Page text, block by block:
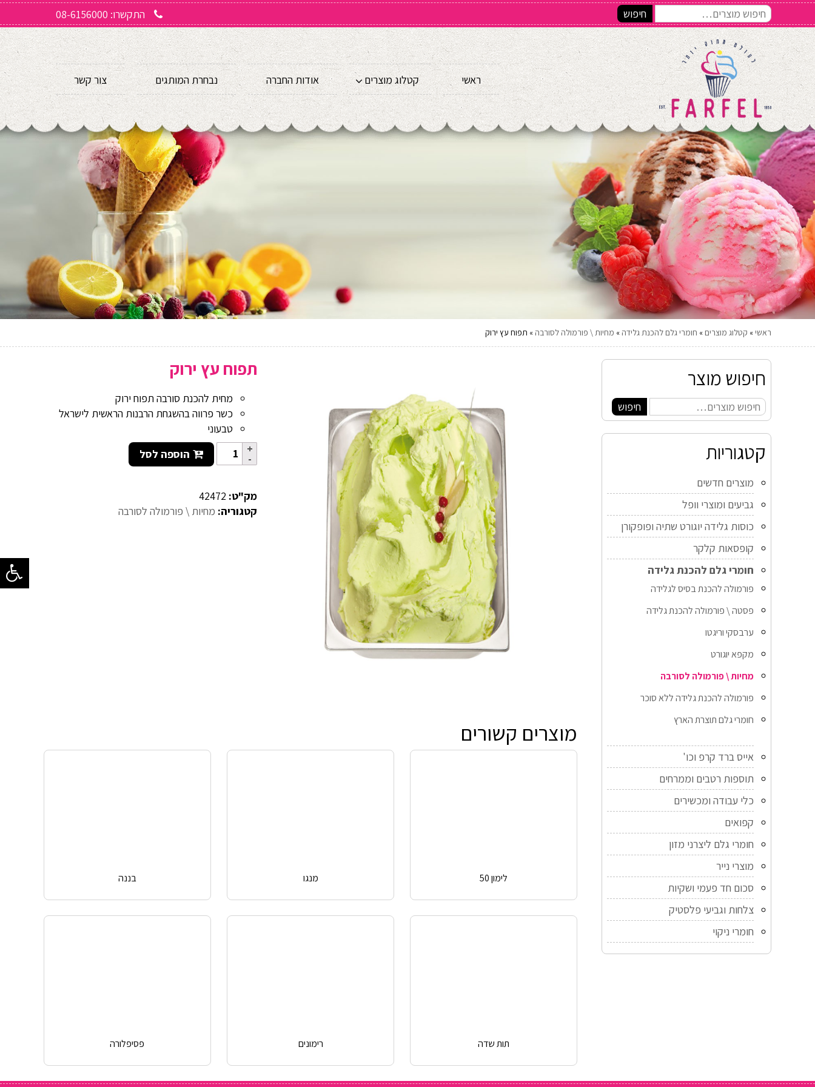
חיפוש התקשרו: 08-6156000
ראשי קטלוג מוצרים אודות החברה נבחרת המותגים צור קשר
ראשי» קטלוג מוצרים » חומרי גלם להכנת גלידה » מחיות \ פורמולה לסורבה » תפוח עץ ירוק
חיפוש מוצר
חיפוש
קטגוריות
מוצרים חדשים
גביעים ומוצרי וופל
כוסות גלידה יוגורט שתיה ופופקורן
קופסאות קלקר
חומרי גלם להכנת גלידה
פורמולה להכנת בסיס לגלידה
פסטה \ פורמולה להכנת גלידה
ערבסקי וריגטו
מקפא יוגורט
מחיות \ פורמולה לסורבה
פורמולה להכנת גלידה ללא סוכר
חומרי גלם תוצרת הארץ
אייס ברד קרפ וכו'
תוספות רטבים וממרחים
כלי עבודה ומכשירים
קפואים
חומרי גלם ליצרני מזון
מוצרי נייר
סכום חד פעמי ושקיות
צלחות וגביעי פלסטיק
חומרי ניקוי
תפוח עץ ירוק
מחית להכנת סורבה תפוח ירוק
כשר פרווה בהשגחת הרבנות הראשית לישראל
טבעוני
הוספה לסל
מק"ט: 42472
קטגוריה: מחיות \ פורמולה לסורבה
מוצרים קשורים
לימון 50 מנגו בננה
תות שדה רימונים פסיפלורה